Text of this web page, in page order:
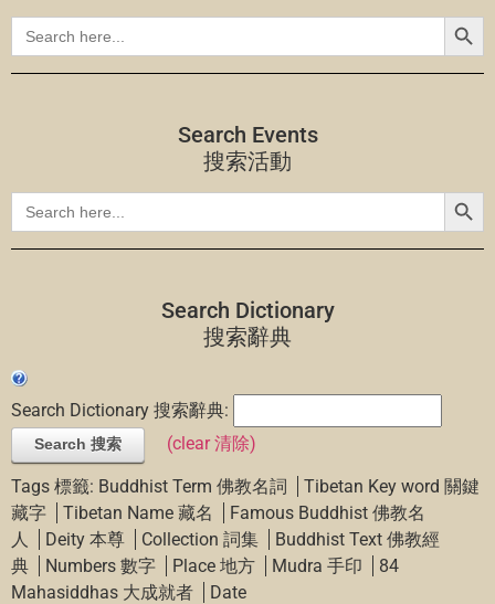
Search
for:
Search Events
搜索活動
Search
for:
Search Dictionary
搜索辭典
Search Dictionary 搜索辭典:
Search 搜索 (clear 清除)
Tags 標籤: Buddhist Term 佛教名詞
Tibetan Key word 關鍵
藏字
Tibetan Name 藏名
Famous Buddhist 佛教名
人
Deity 本尊 Collection 詞集
Buddhist Text 佛教經
典
Numbers 數字 Place 地方 Mudra 手印
84
Mahasiddhas 大成就者
Date